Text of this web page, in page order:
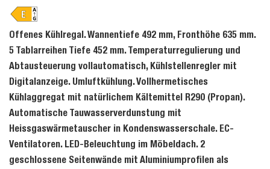
Offenes Kühlregal. Wannentiefe 492 mm, Fronthöhe 635 mm.
5 Tablarreihen Tiefe 452 mm. Temperaturregulierung und
Abtausteuerung vollautomatisch, Kühlstellenregler mit
Digitalanzeige. Umluftkühlung. Vollhermetisches
Kühlaggregat mit natürlichem Kältemittel R290 (Propan).
Automatische Tauwasserverdunstung mit
Heissgaswärmetauscher in Kondenswasserschale. EC-
Ventilatoren. LED-Beleuchtung im Möbeldach. 2
geschlossene Seitenwände mit Aluminiumprofilen als